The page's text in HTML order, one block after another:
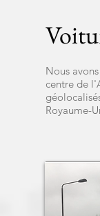
Nous
centre de
Royaume-